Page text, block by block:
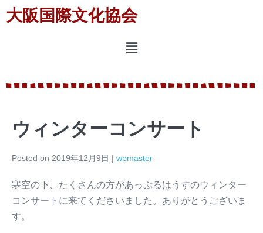
大阪国際文化協会
ウィンターコンサート
Posted on 2019年12月9日 | wpmaster
寒空の下、たくさんの方があっぷるはうすのウィンター
コンサートに来てくださいました。ありがとうございま
す。